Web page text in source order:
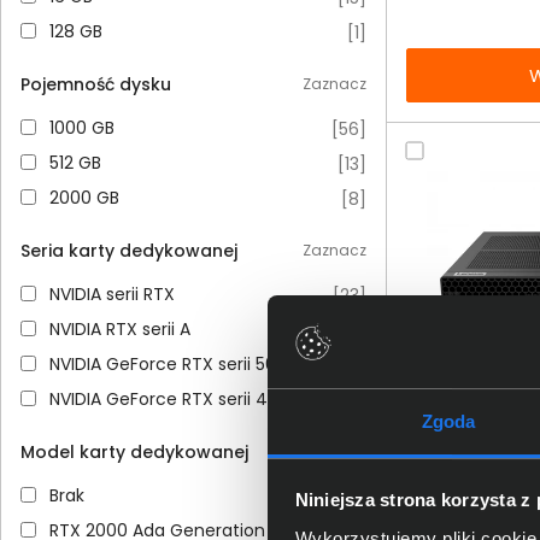
Zgoda
Niniejsza strona korzysta z
128 GB128 GB [1]
Pojemność dysku Zaznacz
1000 GB
1000 GB [56]
512 GB512 GB [13]
2000 GB
2000 GB [8]
Seria karty dedykowanej Zaznacz
NVIDIA serii RTX
NVIDIA serii RTX [23]
NVIDIA RTX serii A
NVIDIA RTX serii A
NVIDIA GeForce RTX serii 5000
NVIDIA GeForce RTX serii 5000
NVIDIA GeForce RTX serii 4000
NVIDIA GeForce RTX serii 4000
Model karty dedykowanej Zaznacz
BrakBrak [26]
RTX 2000 Ada Generation
RTX 2000 Ada Generation [11]
Dodaj do porównania
Omówienie
Stacja
Tiny Gen 2
512SSD Int
6
netto: 5 121,14 zł